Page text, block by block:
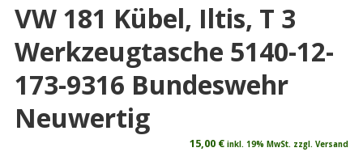
VW 181 Kübel, Iltis, T 3
Werkzeugtasche 5140-12-
173-9316 Bundeswehr
Neuwertig
15,00 € inkl. 19% MwSt. zzgl. Versand